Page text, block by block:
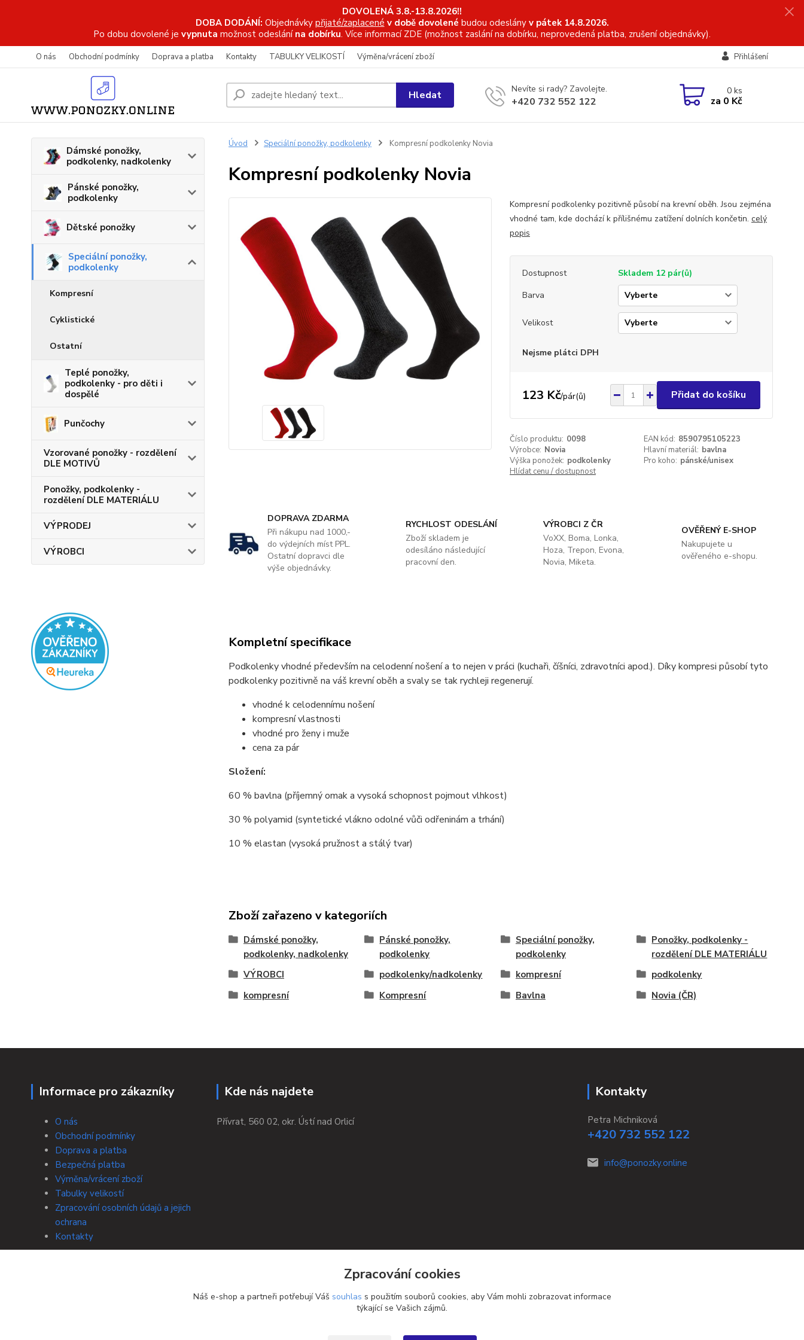
DOVOLENÁ 3.8.-13.8.2026!!
DOBA DODÁNÍ: Objednávky přijaté/zaplacené v době dovolené budou odeslány v pátek 14.8.2026.
Po dobu dovolené je vypnuta možnost odeslání na dobírku. Více informací ZDE (možnost zaslání na dobírku, neprovedená platba, zrušení objednávky).
O nás Obchodní podmínky Doprava a platba Kontakty TABULKY VELIKOSTÍ Výměna/vrácení zboží Přihlášení
Hledat Nevíte si rady? Zavolejte.
+420 732 552 122
0ks
za 0 Kč
Dámské ponožky,
podkolenky, nadkolenky
Pánské ponožky,
podkolenky
Dětské ponožky
Speciální ponožky,
podkolenky
Kompresní
Cyklistické
Ostatní
Teplé ponožky,
podkolenky - pro děti i
dospělé
Punčochy
Vzorované ponožky - rozdělení
DLE MOTIVŮ
Ponožky, podkolenky -
rozdělení DLE MATERIÁLU
VÝPRODEJ
VÝROBCI
Úvod Speciální ponožky, podkolenky Kompresní podkolenky Novia
Kompresní podkolenky Novia
Kompresní podkolenky pozitivně působí na krevní oběh. Jsou zejména
vhodné tam, kde dochází k přílišnému zatížení dolních končetin. celý
popis
Dostupnost
Skladem 12 pár(ů)
Barva
Velikost
Nejsme plátci DPH
123 Kč/pár(ů) Přidat do košíku
Číslo produktu: 0098 EAN kód: 8590795105223
Výrobce: Novia Hlavní materiál: bavlna
Výška ponožek: podkolenky Pro koho: pánské/unisex
Hlídat cenu / dostupnost
DOPRAVA ZDARMA
Při nákupu nad 1000,-
do výdejních míst PPL.
Ostatní dopravci dle
výše objednávky.
RYCHLOST ODESLÁNÍ
Zboží skladem je
odesíláno následující
pracovní den.
VÝROBCI Z ČR
VoXX, Boma, Lonka,
Hoza, Trepon, Evona,
Novia, Miketa.
OVĚŘENÝ E-SHOP
Nakupujete u
ověřeného e-shopu.
Kompletní specifikace
Podkolenky vhodné především na celodenní nošení a to nejen v práci (kuchaři, číšníci, zdravotníci apod.). Díky kompresi působí tyto
podkolenky pozitivně na váš krevní oběh a svaly se tak rychleji regenerují.
vhodné k celodennímu nošení
kompresní vlastnosti
vhodné pro ženy i muže
cena za pár
Složení:
60 % bavlna (příjemný omak a vysoká schopnost pojmout vlhkost)
30 % polyamid (syntetické vlákno odolné vůči odřeninám a trhání)
10 % elastan (vysoká pružnost a stálý tvar)
Zboží zařazeno v kategoriích
Dámské ponožky,
podkolenky, nadkolenky
Pánské ponožky,
podkolenky
Speciální ponožky,
podkolenky
Ponožky, podkolenky -
rozdělení DLE MATERIÁLU
VÝROBCI
podkolenky/nadkolenky kompresní
podkolenky
kompresní
Kompresní Bavlna Novia (ČR)
Informace pro zákazníky
O nás
Obchodní podmínky
Doprava a platba
Bezpečná platba
Výměna/vrácení zboží
Tabulky velikostí
Zpracování osobních údajů a jejich
ochrana
Kontakty
Kde nás najdete
Přívrat, 560 02, okr. Ústí nad Orlicí
Kontakty
Petra Michniková
+420 732 552 122
info@ponozky.online
Zpracování cookies
Náš e-shop a partneři potřebují Váš souhlas s použitím souborů cookies, aby Vám mohli zobrazovat informace
týkající se Vašich zájmů.